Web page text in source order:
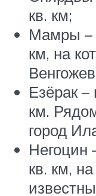
кв. км;
Мамры –
км, на
Езёрак –
км.
город
Негоцин
кв. км,